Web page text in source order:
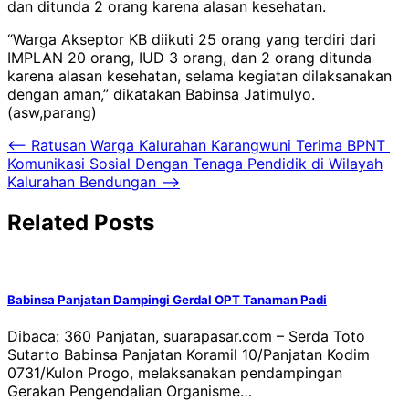
dan ditunda 2 orang karena alasan kesehatan.
“Warga Akseptor KB diikuti 25 orang yang terdiri dari
IMPLAN 20 orang, IUD 3 orang, dan 2 orang ditunda
karena alasan kesehatan, selama kegiatan dilaksanakan
dengan aman,” dikatakan Babinsa Jatimulyo.
(asw,parang)
Navigasi
pos
⟵ Ratusan Warga Kalurahan Karangwuni Terima BPNT
Komunikasi Sosial Dengan Tenaga Pendidik di Wilayah
Kalurahan Bendungan ⟶
Related Posts
Babinsa Panjatan Dampingi Gerdal OPT Tanaman Padi
Dibaca: 360 Panjatan, suarapasar.com – Serda Toto
Sutarto Babinsa Panjatan Koramil 10/Panjatan Kodim
0731/Kulon Progo, melaksanakan pendampingan
Gerakan Pengendalian Organisme…